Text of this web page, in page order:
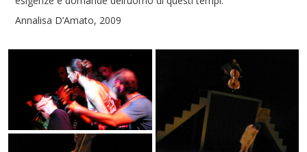
Annalisa D’Amato, 2009